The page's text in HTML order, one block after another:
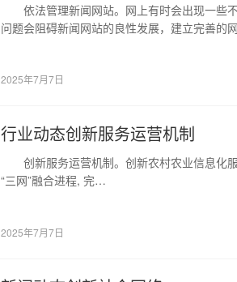
依法管理新闻网站。网上有时会出现一些
问题会阻碍新闻网站的良性发展，建立完善的
2025年7月7日
行业动态创新服务运营机制
创新服务运营机制。创新农村农业信息化
“三网”融合进程, 完…
2025年7月7日